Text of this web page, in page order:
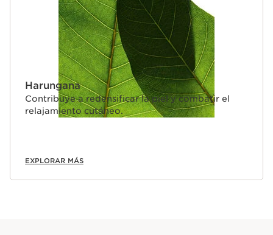
Harungana
Contribuye a redensificar la piel y combatir el
relajamiento cutáneo.
EXPLORAR MÁS